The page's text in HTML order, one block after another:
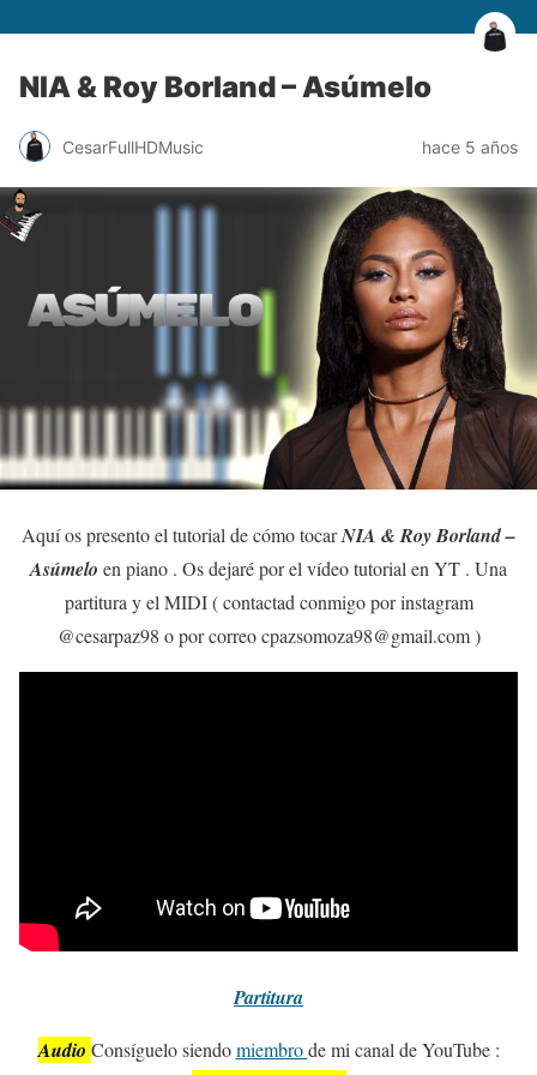
NIA & Roy Borland – Asúmelo
CesarFullHDMusic hace 5 años
Aquí os presento el tutorial de cómo tocarNIA & Roy Borland –
Asúmelo en piano . Os dejaré por el vídeo tutorial en YT . Una
partitura y el MIDI ( contactad conmigo por instagram
@cesarpaz98 o por correo cpazsomoza98@gmail.com )
Partitura
Audio Consíguelo siendomiembrode mi canal de YouTube :